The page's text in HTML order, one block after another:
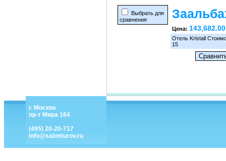
Выбрать для
сравнения
Цена:
Отель Kristall
15
г. Москва
пр-т Мира 164
(495) 20-20-717
info@salonturov.ru